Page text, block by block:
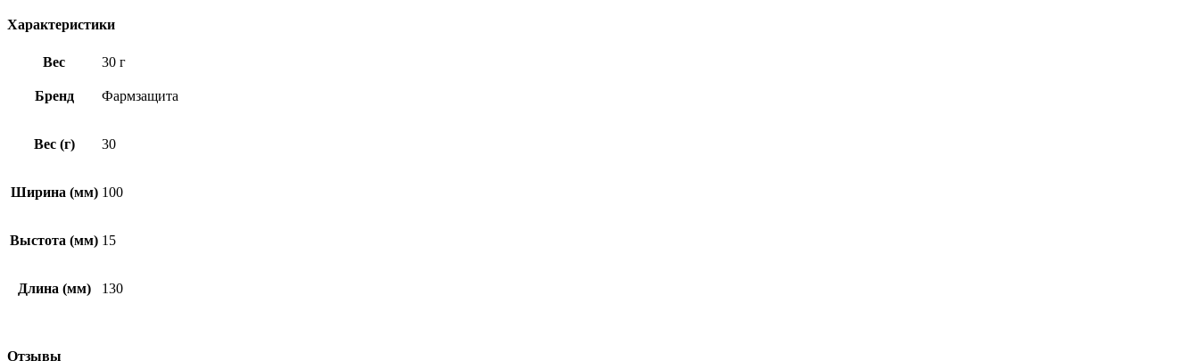
Характеристики
Вес 30 г
Бренд Фармзащита
Вес (г) 30
Ширина (мм) 100
Выстота (мм) 15
Длина (мм) 130
Отзывы